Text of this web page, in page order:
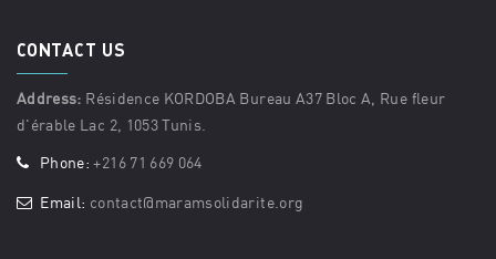
CONTACT US
Address: Résidence KORDOBA Bureau A37 Bloc A, Rue fleur
d'érable Lac 2, 1053 Tunis.
Phone: +216 71 669 064
Email: contact@maramsolidarite.org